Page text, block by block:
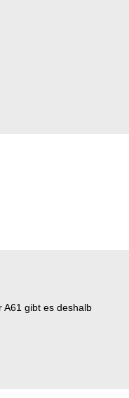
A61 gibt es deshalb